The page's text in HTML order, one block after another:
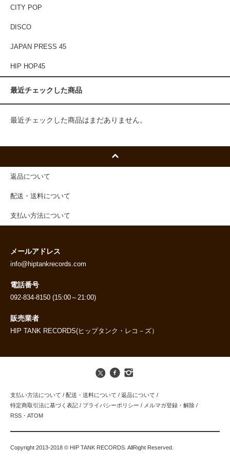
CITY POP
DISCO
JAPAN PRESS 45
HIP HOP45
最近チェックした商品
最近チェックした商品はまだありません。
返品について
配送・送料について
支払い方法について
メールアドレス
info@hiptankrecords.com
電話番号
092-834-8150 (15:00～21:00)
販売業者
HIP TANK RECORDS(ヒップタンク・レコ－ズ）
支払い方法について / 配送・送料について / 返品について /
特定商取引法に基づく表記 / プライバシーポリシー / メルマガ登録・解除 /
RSS ・ ATOM
Copyright 2013-2018 © HIP TANK RECORDS. AllRight Reserved.